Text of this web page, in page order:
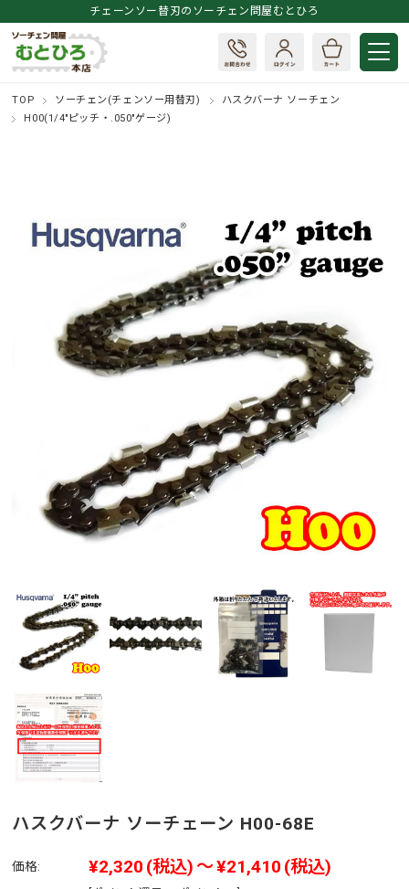
チェーンソー替刃のソーチェン問屋むとひろ
TOP ソーチェン(チェンソー用替刃)
ハスクバーナ ソーチェン
H00(1/4"ピッチ・.050"ゲージ)
ハスクバーナ ソーチェーン H00-68E
価格: ¥2,320 (税込) ～¥21,410 (税込)